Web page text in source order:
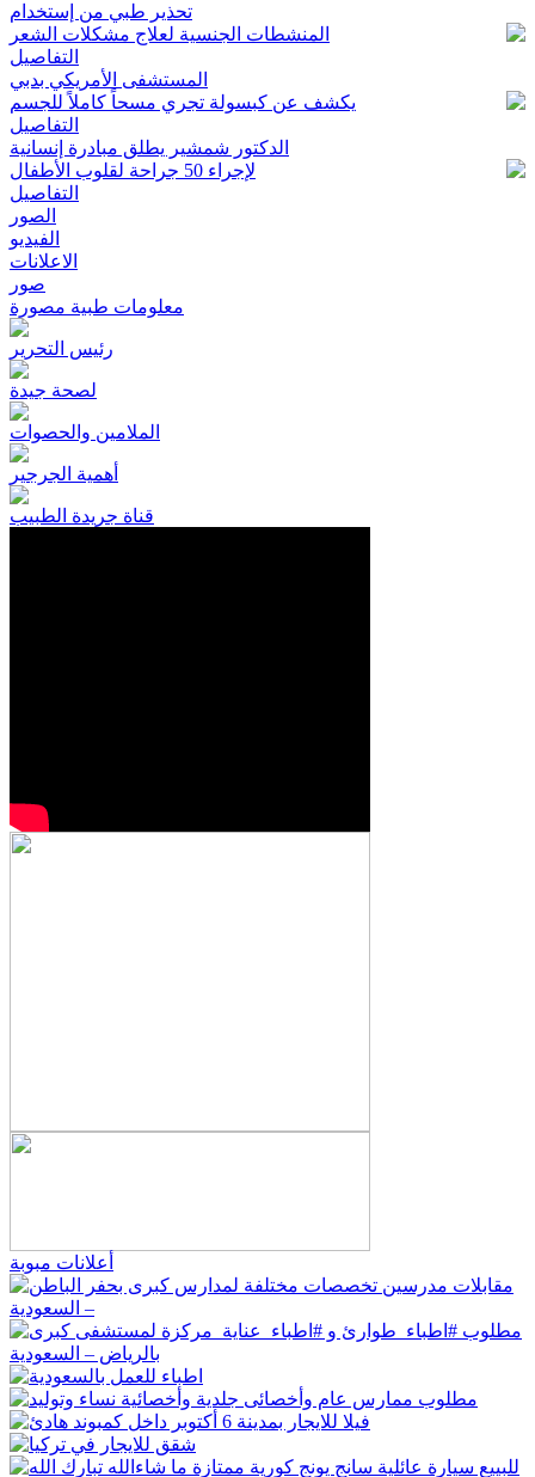
تحذير طبي من إستخدام
المنشطات الجنسية لعلاج مشكلات الشعر
التفاصيل
المستشفى الأمريكي بدبي
يكشف عن كبسولة تجري مسحاً كاملاً للجسم
التفاصيل
الدكتور شمشير يطلق مبادرة إنسانية
لإجراء 50 جراحة لقلوب الأطفال
التفاصيل
الصور
الفيديو
الاعلانات
صور
معلومات طبية مصورة
رئيس التحرير
لصحة جيدة
الملامين والحصوات
أهمية الجرجير
قناة جريدة الطبيب
أعلانات مبوبة